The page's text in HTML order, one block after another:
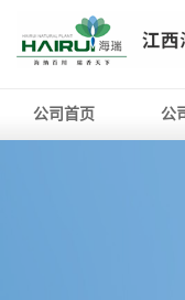
公司首页 公